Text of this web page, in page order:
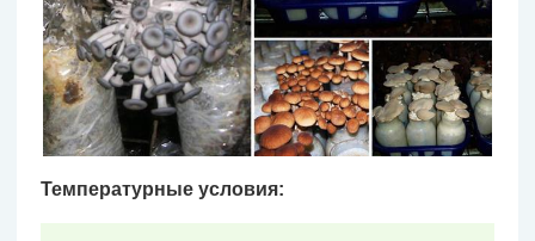
Температурные условия: